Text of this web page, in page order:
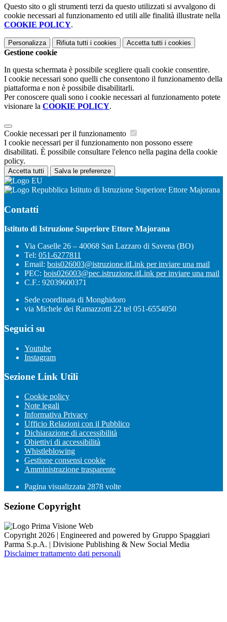
Questo sito o gli strumenti terzi da questo utilizzati si avvalgono di
cookie necessari al funzionamento ed utili alle finalità illustrate nella
COOKIE POLICY.
Personalizza Rifiuta tutti i cookies Accetta tutti i cookies
Gestione cookie
In questa schermata è possibile scegliere quali cookie consentire.
I cookie necessari sono quelli che consentono il funzionamento della
piattaforma e non è possibile disabilitarli.
Per conoscere quali sono i cookie necessari al funzionamento potete
visionare la COOKIE POLICY.
Cookie necessari per il funzionamento
I cookie necessari per il funzionamento non possono essere
disabilitati. È possibile consultare l'elenco nella pagina della cookie
policy.
Accetta tutti Salva le preferenze
Istituto di Istruzione Superiore Ettore Majorana
Contatti
Istituto di Istruzione Superiore Ettore Majorana
Via Caselle 26 – 40068 San Lazzaro di Savena (BO)
Tel: 051-6277811
Email: bois026003@istruzione.itLink per inviare una mail
PEC: bois026003@pec.istruzione.itLink per inviare una mail
C.F.: 92039600371
Sede coordinata di Monghidoro
via Michele dei Ramazzotti 22 tel 051-6554050
Seguici su
Youtube
Instagram
Sezione Link Utili
Cookie policy
Note legali
Informativa Privacy
Ufficio Relazioni con il Pubblico
Dichiarazione di accessibilità
Obiettivi di accessibilità
Whistleblowing
Gestione consensi cookie
Amministrazione trasparente
Pagina visualizzata 2878 volte
Sezione Copyright
Copyright 2026 | Engineered and powered by Gruppo Spaggiari
Parma S.p.A. | Divisione Publishing & New Social Media
Disclaimer trattamento dati personali